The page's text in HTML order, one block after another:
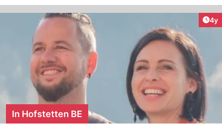
4y
In Hofstetten BE